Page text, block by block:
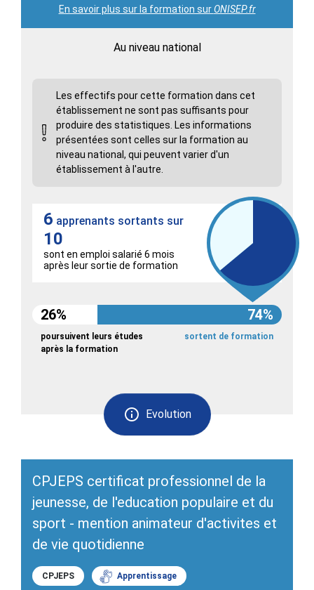
En savoir plus sur la formation surONISEP.fr
Au niveau national
Les effectifs pour cette formation dans cet
établissement ne sont pas suffisants pour
produire des statistiques. Les informations
présentées sont celles sur la formation au
niveau national, qui peuvent varier d'un
établissement à l'autre.
Evolution
6 apprenants sortants sur
10
sont en emploi salarié 6 mois
après leur sortie de formation
26% 74%
poursuivent leurs études
après la formation
sortent de formation
CPJEPS certificat professionnel de la
jeunesse, de l'education populaire et du
sport - mention animateur d'activites et
de vie quotidienne
CPJEPS Apprentissage